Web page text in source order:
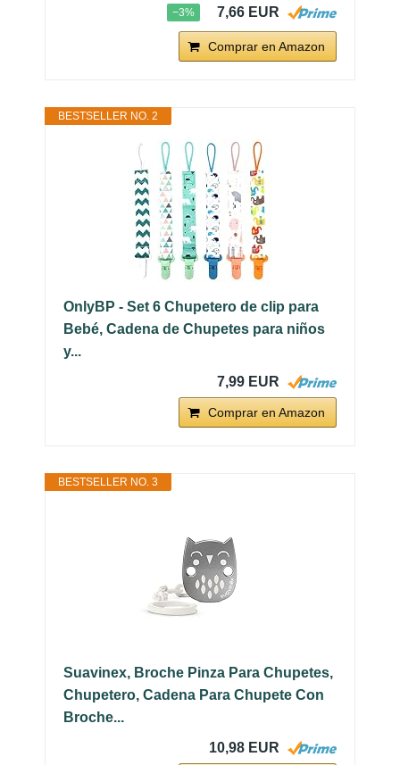
−3% 7,66 EUR
Comprar en Amazon
BESTSELLER NO. 2
OnlyBP - Set 6 Chupetero de clip para
Bebé, Cadena de Chupetes para niños
y...
7,99 EUR
Comprar en Amazon
BESTSELLER NO. 3
Suavinex, Broche Pinza Para Chupetes,
Chupetero, Cadena Para Chupete Con
Broche...
10,98 EUR